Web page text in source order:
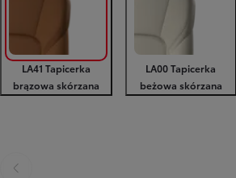
LA41 Tapicerka
brązowa skórzana
LA00 Tapicerka
beżowa skórzana
Poprzedni